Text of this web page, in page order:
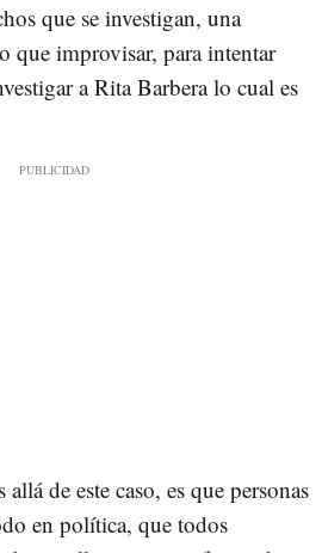
que se investigan, una
que improvisar, para intentar
a Rita Barbera lo cual es
de este caso, es que personas
en política, que todos